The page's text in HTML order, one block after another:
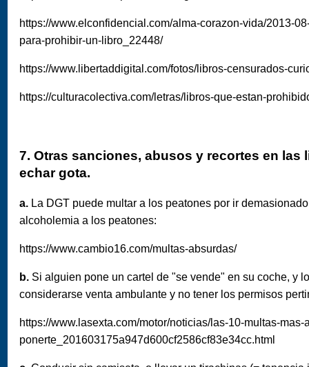
https://www.elconfidencial.com/alma-corazon-vida/2013-
para-prohibir-un-libro_22448/
https://www.libertaddigital.com/fotos/libros-censurados-
https://culturacolectiva.com/letras/libros-que-estan-
7. Otras sanciones, abusos y recortes en
echar gota.
a. La DGT puede multar a los peatones por ir
alcoholemia a los peatones:
https://www.cambio16.com/multas-absurdas/
b. Si alguien pone un cartel de "se vende" en su coche, y
considerarse venta ambulante y no tener los permisos
https://www.lasexta.com/motor/noticias/las-10-multas-
ponerte_201603175a947d600cf2586cf83e34cc.html